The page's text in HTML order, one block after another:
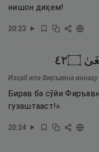
нишон диҳем!
20:23
۝٢٤
Изҳаб ила Фиръавна иннаҳу
Бирав ба сӯйи
гузаштааст!».
20:24